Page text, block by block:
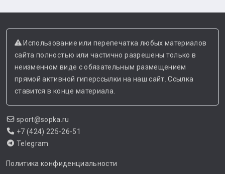
Использование или перепечатка любых материалов
сайта полностью или частично разрешены только в
неизменном виде с обязательным размещением
прямой активной гиперссылки на наш сайт. Ссылка
ставится в конце материала.
sport@sopka.ru
+7 (424) 225-26-51
Telegram
Политика конфиденциальности